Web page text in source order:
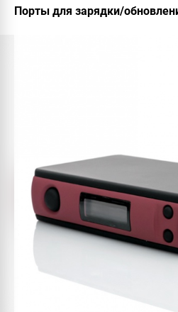
Порты для зарядки/